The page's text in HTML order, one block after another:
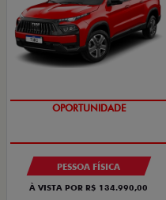
OPORTUNIDADE
PESSOA FÍSICA
À VISTA POR R$ 134.990,00